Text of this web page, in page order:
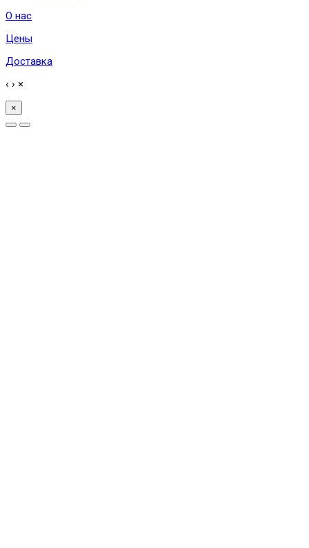
О нас
Цены
Доставка
‹ › ×
×